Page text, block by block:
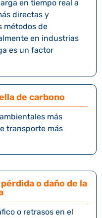
en tiempo real a
directas y
métodos de
en industrias
es un factor
de carbono
más
transporte más
o daño de la
o retrasos en el